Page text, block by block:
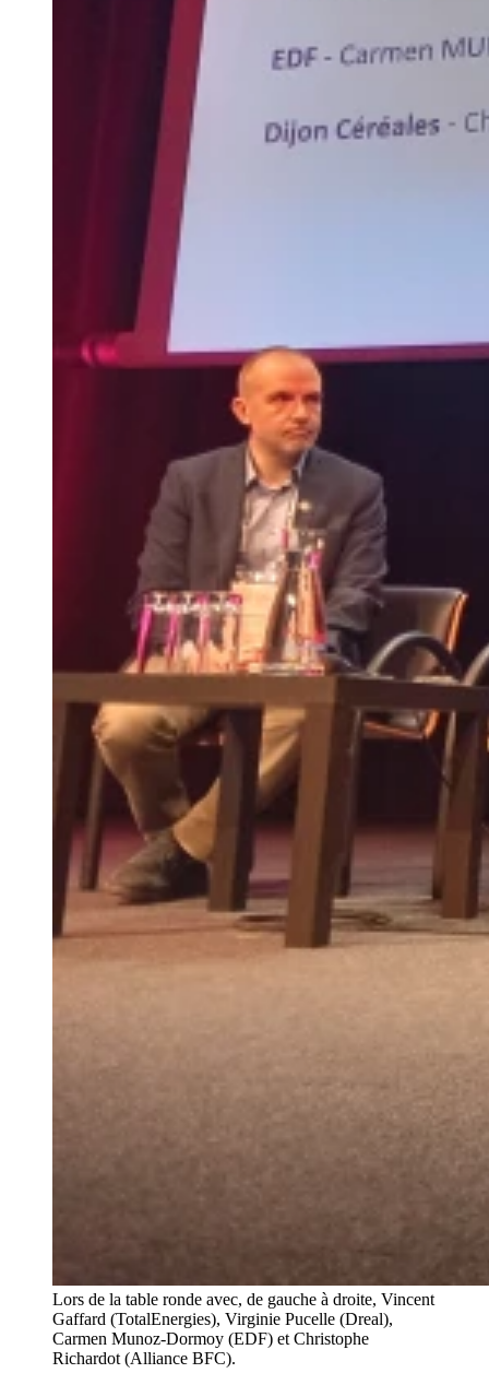
Lors de la table ronde avec, de gauche à droite, Vincent
Gaffard (TotalEnergies), Virginie Pucelle (Dreal),
Carmen Munoz-Dormoy (EDF) et Christophe
Richardot (Alliance BFC).